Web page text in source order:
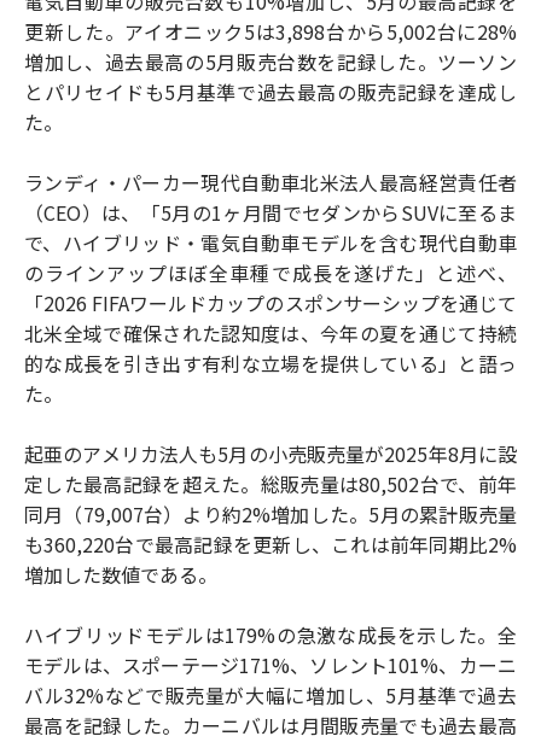
更新した。アイオニック5は3,898台から5,002台に28%
増加し、過去最高の5月販売台数を記録した。ツーソン
とパリセイドも5月基準で過去最高の販売記録を達成し
た。
ランディ・パーカー現代自動車北米法人最高経営責任者
（CEO）は、「5月の1ヶ月間でセダンからSUVに至るま
で、ハイブリッド・電気自動車モデルを含む現代自動車
のラインアップほぼ全車種で成長を遂げた」と述べ、
「2026 FIFAワールドカップのスポンサーシップを通じて
北米全域で確保された認知度は、今年の夏を通じて持続
的な成長を引き出す有利な立場を提供している」と語っ
た。
起亜のアメリカ法人も5月の小売販売量が2025年8月に設
定した最高記録を超えた。総販売量は80,502台で、前年
同月（79,007台）より約2%増加した。5月の累計販売量
も360,220台で最高記録を更新し、これは前年同期比2%
増加した数値である。
ハイブリッドモデルは179%の急激な成長を示した。全
モデルは、スポーテージ171%、ソレント101%、カーニ
バル32%などで販売量が大幅に増加し、5月基準で過去
最高を記録した。カーニバルは月間販売量でも過去最高